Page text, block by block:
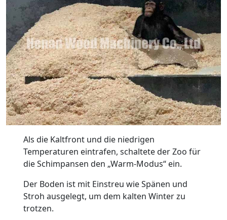
Als die Kaltfront und die niedrigen
Temperaturen eintrafen, schaltete der Zoo für
die Schimpansen den „Warm-Modus“ ein.
Der Boden ist mit Einstreu wie Spänen und
Stroh ausgelegt, um dem kalten Winter zu
trotzen.